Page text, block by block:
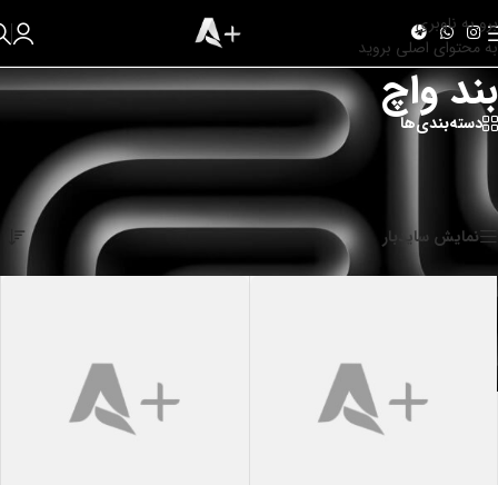
برو به ناوبری
به محتوای اصلی بروید
بند واچ
دسته‌بندی‌ها
بند های تمامی سایز های اپل واچ
خانه
نمایش سایدبار